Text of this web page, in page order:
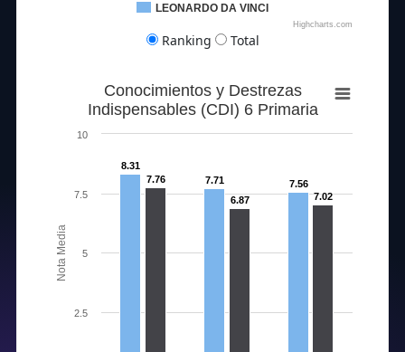
LEONARDO DA VINCI
Highcharts.com
Ranking Total
Nota Media
Conocimientos y Destrezas
Indispensables (CDI) 6 Primaria
8.31
7.71
7.56
7.76
6.87
7.02
2.5
5
7.5
10